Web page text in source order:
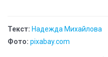
Текст: Надежда Михайлова
Фото: pixabay.com